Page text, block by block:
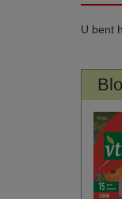
U bent